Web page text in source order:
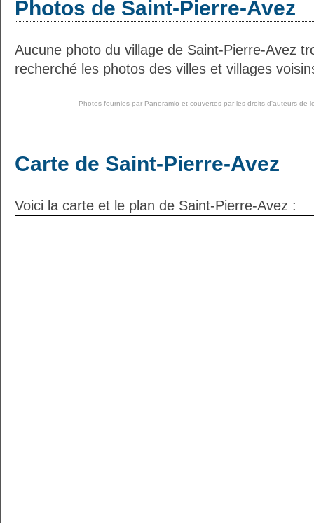
Photos de Saint-Pierre-Avez
Aucune photo du village de Saint-Pierre-Avez
recherché les photos des villes et villages
Photos fournies par Panoramio et couvertes par les droits d'auteurs de
Carte de Saint-Pierre-Avez
Voici la carte et le plan de Saint-Pierre-Avez :